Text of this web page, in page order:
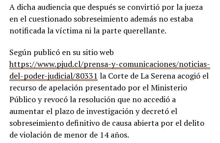
A dicha audiencia que después se convirtió por la jueza
en el cuestionado sobreseimiento además no estaba
notificada la víctima ni la parte querellante.
Según publicó en su sitio web
https://www.pjud.cl/prensa-y-comunicaciones/noticias-
del-poder-judicial/80331 la Corte de La Serena acogió el
recurso de apelación presentado por el Ministerio
Público y revocó la resolución que no accedió a
aumentar el plazo de investigación y decretó el
sobreseimiento definitivo de causa abierta por el delito
de violación de menor de 14 años.